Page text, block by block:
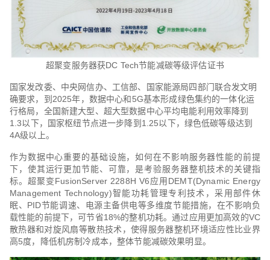
超聚变服务器获DC Tech节能减碳等级评估证书
国家发改委、中央网信办、工信部、国家能源局四部门联合发文明
确要求，到2025年，数据中心和5G基本形成绿色集约的一体化运
行格局，全国新建大型、超大型数据中心平均电能利用效率降到
1.3以下，国家枢纽节点进一步降到1.25以下，绿色低碳等级达到
4A级以上。
作为数据中心重要的基础设施，如何在不影响服务器性能的前提
下，使其运行更加节能、可靠，是考验服务器整机技术的关键指
标。超聚变FusionServer 2288H V6应用DEMT(Dynamic Energy
Management Technology)智能功耗管理专利技术，采用部件休
眠、PID节能调速、电源主备供电等多维度节能措施，在不影响负
载性能的前提下，可节省18%的整机功耗。通过应用更加高效的VC
散热器和对旋风扇等散热技术，使得服务器整机环境适应性比业界
高5度，降低机房制冷成本，整体节能减碳效果明显。